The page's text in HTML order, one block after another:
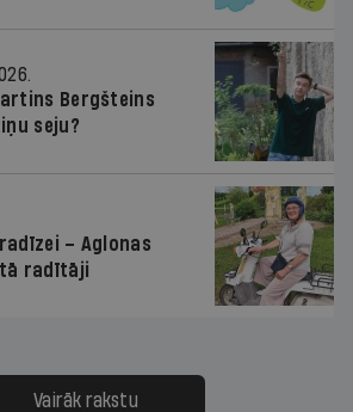
Bergšteins
seju?
– Aglonas
tā radītāji
Vairāk rakstu